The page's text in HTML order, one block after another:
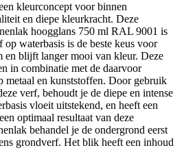
kleurconcept voor binnen
en diepe kleurkracht. Deze
hoogglans 750 ml RAL 9001 is
waterbasis is de beste keus voor
en blijft langer mooi van kleur. Deze
in combinatie met de daarvoor
metaal en kunststoffen. Door gebruik
verf, behoudt je de diepe en intense
vloeit uitstekend, en heeft een
optimaal resultaat van deze
behandel je de ondergrond eerst
grondverf. Het blik heeft een inhoud